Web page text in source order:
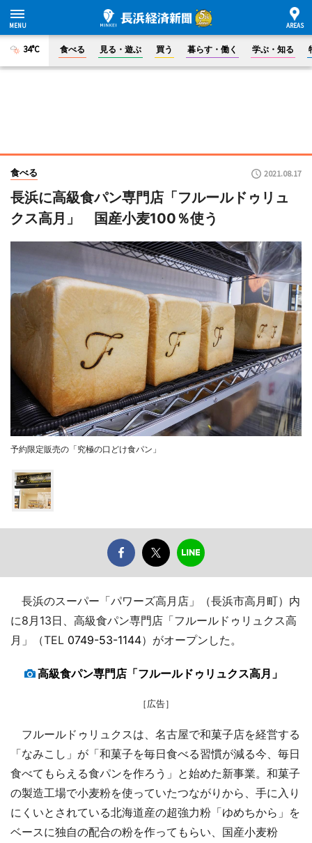
34°C 食べる 見る・遊ぶ 買う 暮らす・働く 学ぶ・知る
食べる 2021.08.17
長浜に高級食パン専門店「フルールドゥリュ
クス高月」 国産小麦100％使う
予約限定販売の「究極の口どけ食パン」
長浜のスーパー「パワーズ高月店」（長浜市高月町）内
に8月13日、高級食パン専門店「フルールドゥリュクス高
月」（TEL 0749-53-1144）がオープンした。
高級食パン専門店「フルールドゥリュクス高月」
［広告］
フルールドゥリュクスは、名古屋で和菓子店を経営する
「なみこし」が「和菓子を毎日食べる習慣が減る今、毎日
食べてもらえる食パンを作ろう」と始めた新事業。和菓子
の製造工場で小麦粉を使っていたつながりから、手に入り
にくいとされている北海道産の超強力粉「ゆめちから」を
ベースに独自の配合の粉を作ってもらい、国産小麦粉